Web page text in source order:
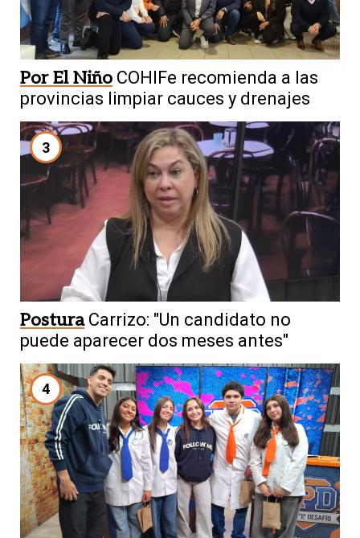
Por El Niño COHIFe recomienda a las
provincias limpiar cauces y drenajes
3
Postura Carrizo: "Un candidato no
puede aparecer dos meses antes"
4